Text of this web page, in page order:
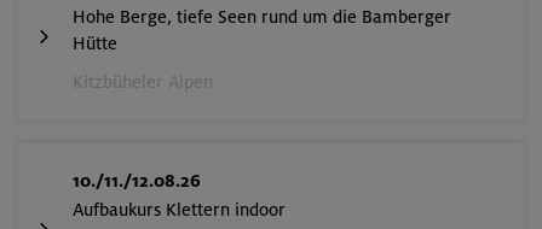
Hohe Berge, tiefe Seen rund um die Bamberger
Hütte
Kitzbüheler Alpen
10./11./12.08.26
Aufbaukurs Klettern indoor